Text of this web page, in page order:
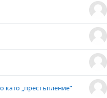
„престъпление“